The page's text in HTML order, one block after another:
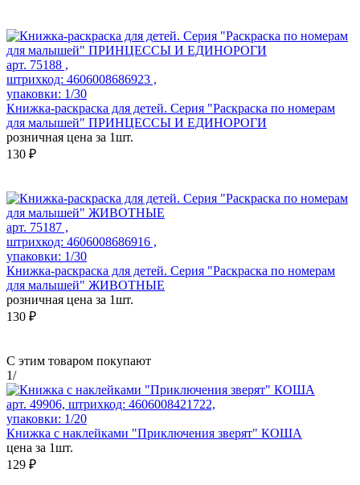
арт. 75188 ,
штрихкод: 4606008686923 ,
упаковки: 1/30
Книжка-раскраска для детей. Серия "Раскраска по номерам
для малышей" ПРИНЦЕССЫ И ЕДИНОРОГИ
розничная цена за 1шт.
130 ₽
арт. 75187 ,
штрихкод: 4606008686916 ,
упаковки: 1/30
Книжка-раскраска для детей. Серия "Раскраска по номерам
для малышей" ЖИВОТНЫЕ
розничная цена за 1шт.
130 ₽
С этим товаром покупают
1/
арт. 49906, штрихкод: 4606008421722,
упаковки: 1/20
Книжка с наклейками "Приключения зверят" КОША
цена за 1шт.
129 ₽